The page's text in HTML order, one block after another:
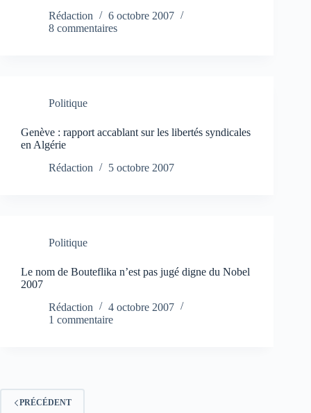
Rédaction
6 octobre 2007
8 commentaires
Politique
Genève : rapport accablant sur les libertés syndicales
en Algérie
Rédaction
5 octobre 2007
Politique
Le nom de Bouteflika n’est pas jugé digne du Nobel
2007
Rédaction
4 octobre 2007
1 commentaire
PRÉCÉDENT